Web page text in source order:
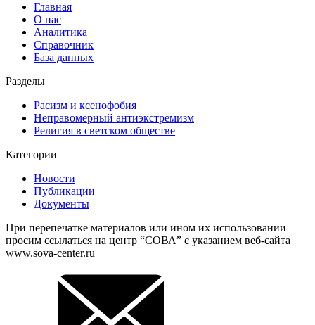
Главная
О нас
Аналитика
Справочник
База данных
Разделы
Расизм и ксенофобия
Неправомерный антиэкстремизм
Религия в светском обществе
Категории
Новости
Публикации
Документы
При перепечатке материалов или ином их использовании
просим ссылаться на центр “СОВА” с указанием веб-сайта
www.sova-center.ru